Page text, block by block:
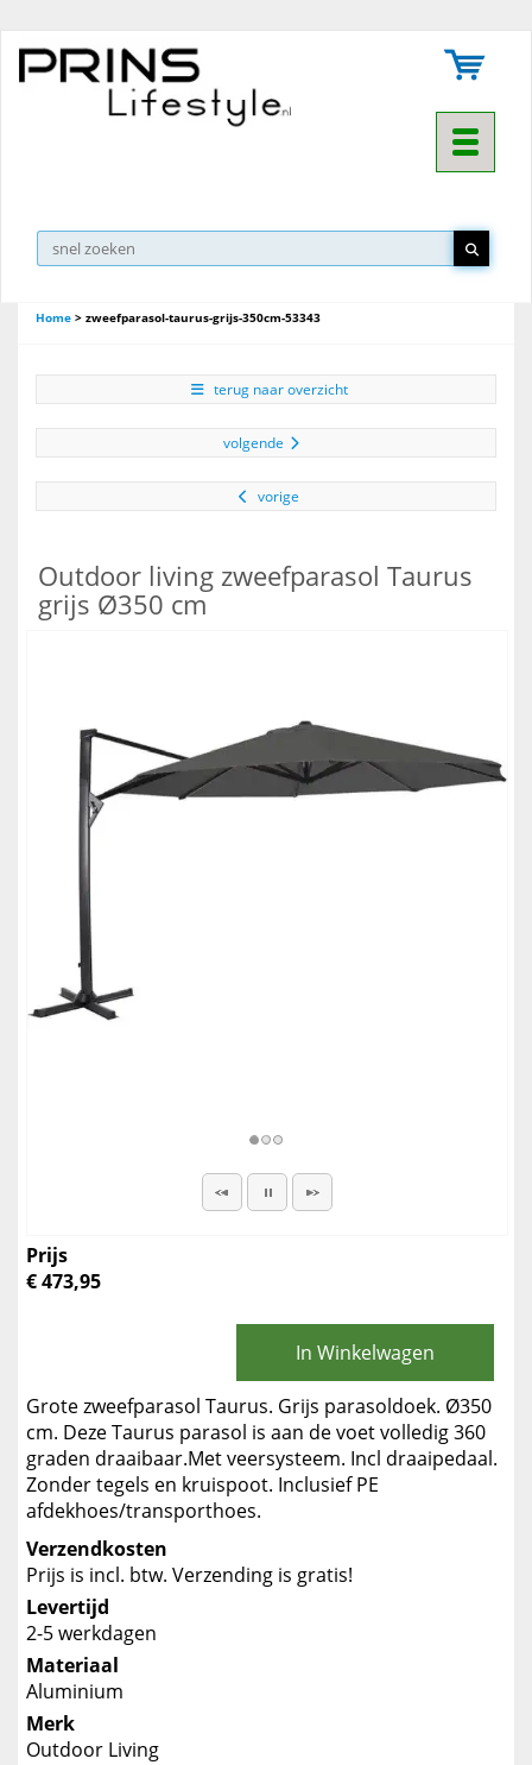
Toggle
Home > zweefparasol-taurus-grijs-350cm-53343
terug naar overzicht
volgende
vorige
Outdoor living zweefparasol Taurus
grijs Ø350 cm
Prijs
€ 473,95
In Winkelwagen
Grote zweefparasol Taurus. Grijs parasoldoek. Ø350
cm. Deze Taurus parasol is aan de voet volledig 360
graden draaibaar.Met veersysteem. Incl draaipedaal.
Zonder tegels en kruispoot. Inclusief PE
afdekhoes/transporthoes.
Verzendkosten
Prijs is incl. btw. Verzending is gratis!
Levertijd
2-5 werkdagen
Materiaal
Aluminium
Merk
Outdoor Living